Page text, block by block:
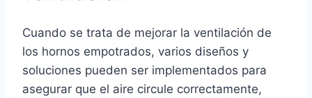
Cuando se trata de mejorar la ventilación de
los hornos empotrados, varios diseños y
soluciones pueden ser implementados para
asegurar que el aire circule correctamente,